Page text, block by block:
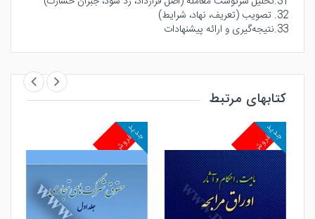
32. تصویب (تعریف، نهاد، شرایط)
33.نتیجه‌گیری و ارائه پیشنهادات
کتابهای مرتبط
پرفروش
جدید پرفروش
جدید